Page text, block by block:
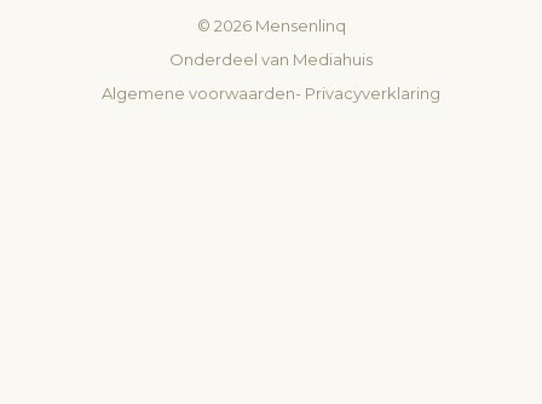
© 2026Mensenlinq
Onderdeel van Mediahuis
Algemene voorwaarden- Privacyverklaring